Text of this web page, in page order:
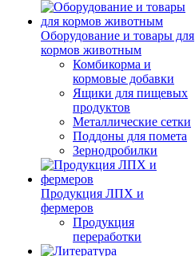
Оборудование и товары для
кормов животным
Комбикорма и
кормовые добавки
Ящики для пищевых
продуктов
Металлические сетки
Поддоны для помета
Зернодробилки
Продукция ЛПХ и
фермеров
Продукция
переработки